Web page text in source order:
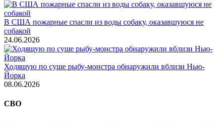
В США пожарные спасли из воды собаку, оказавшуюся не
собакой
24.06.2026
Ходящую по суше рыбу-монстра обнаружили вблизи Нью-
Йорка
08.06.2026
СВО